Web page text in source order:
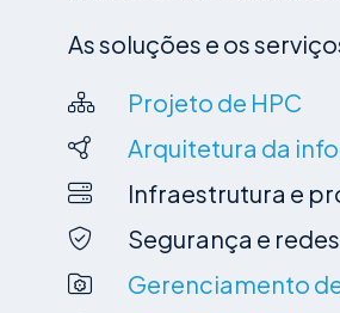
As soluções e os
Projeto de HPC
Arquitetura da
Infraestrutura e
Segurança e redes
Gerenciamento